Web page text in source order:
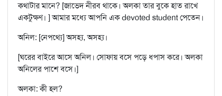
কথাটার মানে? [জাভেদ নীরব থাকে। অলকা তার বুকে হাত রাখে
একটুক্ষণ। ] আমার মধ্যে আপনি এক devoted student পেতেন।
অনিল: [নেপথ্যে] অসহ্য, অসহ্য।
[ঘরের বাইরে আসে অনিল। সোফায় বসে পড়ে ধপাস করে। অলকা
অনিলের পাশে বসে।]
অলকা: কী হল?